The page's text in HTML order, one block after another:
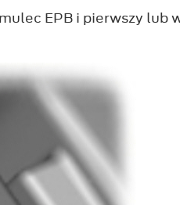
EPB i pierwszy lub